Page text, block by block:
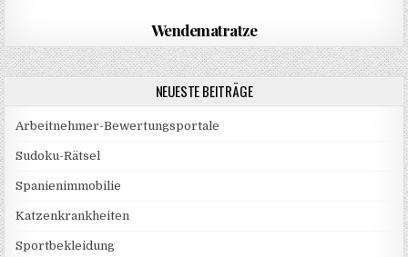
Wendematratze
NEUESTE BEITRÄGE
Arbeitnehmer-Bewertungsportale
Sudoku-Rätsel
Spanienimmobilie
Katzenkrankheiten
Sportbekleidung